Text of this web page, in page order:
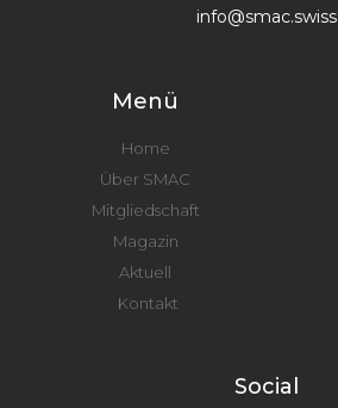
info@smac.swiss
Menü
Home
Über SMAC
Mitgliedschaft
Magazin
Aktuell
Kontakt
Social